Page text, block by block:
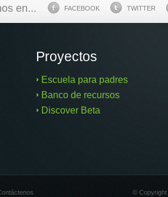
en... FACEBOOK TWITTER
Proyectos
Escuela para padres
Banco de recursos
Discover Beta
© Copyright